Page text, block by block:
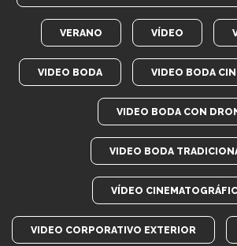
VERANO VÍDEO
VIDEO BODA VIDEO BODA
VIDEO BODA CON
VIDEO BODA
VÍDEO
VIDEO CORPORATIVO EXTERIOR